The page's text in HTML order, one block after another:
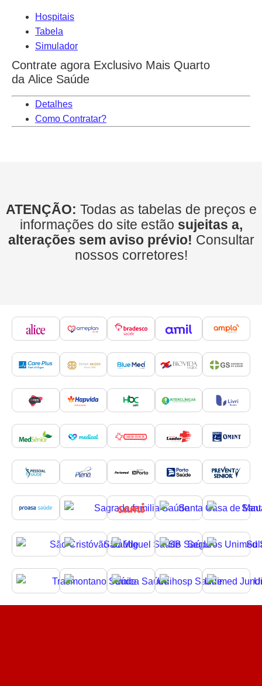
Hospitais
Tabela
Simulador
Contrate agora Exclusivo Mais Quarto
da Alice Saúde
Detalhes
Como Contratar?
ATENÇÃO: Todas as tabelas de preços e
informações do site estão sujeitas a,
alterações sem aviso prévio! Consultar
nossos corretores!